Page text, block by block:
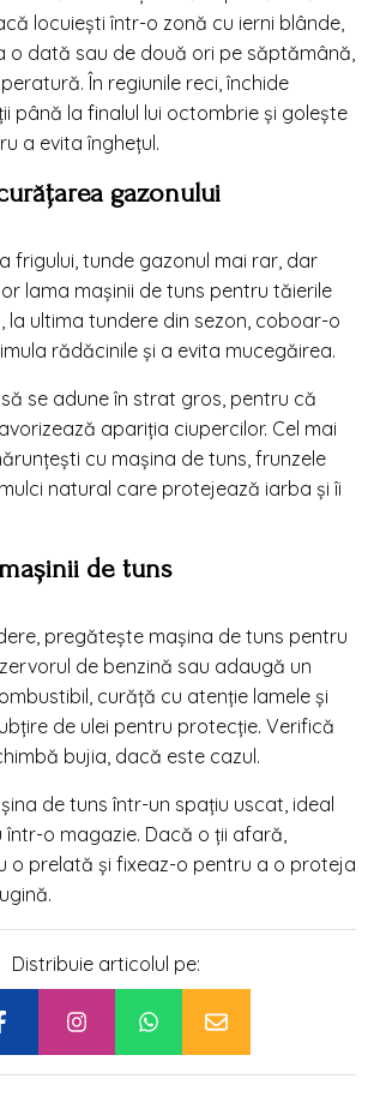
locuiești într-o zonă cu ierni blânde,
o dată sau de două ori pe săptămână,
În regiunile reci, închide
până la finalul lui octombrie și goleşte
a evita înghețul.
gazonului
frigului, tunde gazonul mai rar, dar
lama mașinii de tuns pentru tăierile
la ultima tundere din sezon, coboar-o
rădăcinile și a evita mucegăirea.
se adune în strat gros, pentru că
apariția ciupercilor. Cel mai
cu mașina de tuns, frunzele
natural care protejează iarba și îi
de tuns
pregătește mașina de tuns pentru
de benzină sau adaugă un
curăță cu atenție lamele și
de ulei pentru protecție. Verifică
bujia, dacă este cazul.
de tuns într-un spațiu uscat, ideal
o magazie. Dacă o ții afară,
o prelată și fixeaz-o pentru a o proteja
Distribuie articolul pe: